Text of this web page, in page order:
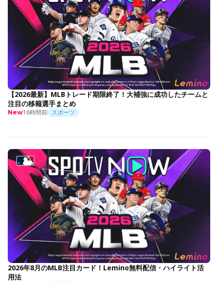
【2026最新】MLBトレード期限終了！大補強に成功したチームと
注目の移籍選手まとめ
New16時間前 スポーツ
2026年8月のMLB注目カード！Lemino無料配信・ハイライト活
用法